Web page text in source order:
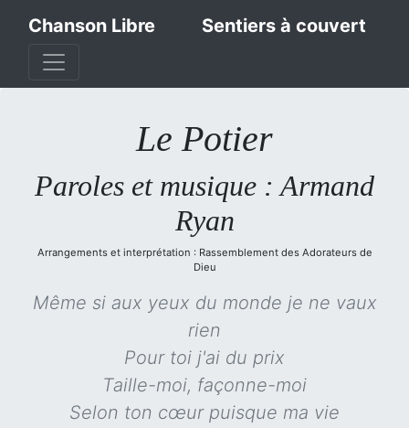
Chanson Libre Sentiers à couvert
Le Potier
Paroles et musique : Armand
Ryan
Arrangements et interprétation : Rassemblement des Adorateurs de
Dieu
Même si aux yeux du monde je ne vaux
rien
Pour toi j'ai du prix
Taille-moi, façonne-moi
Selon ton cœur puisque ma vie